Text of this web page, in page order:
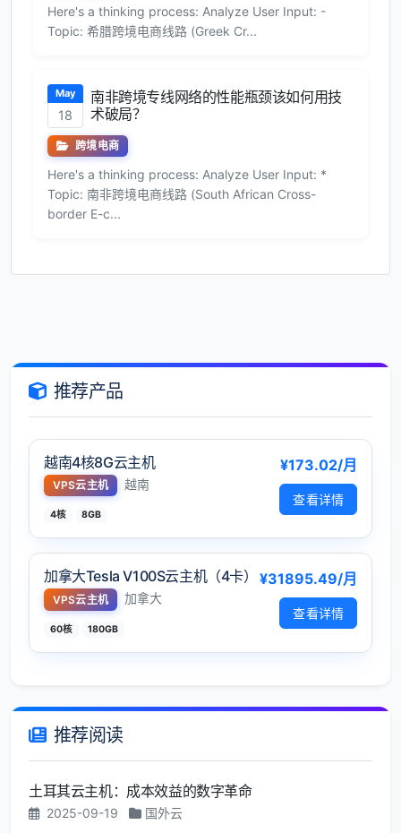
Here's a thinking process: Analyze User Input: -
Topic: 希腊跨境电商线路 (Greek Cr...
May
18
南非跨境专线网络的性能瓶颈该如何用技
术破局？
跨境电商
Here's a thinking process: Analyze User Input: *
Topic: 南非跨境电商线路 (South African Cross-
border E-c...
推荐产品
越南4核8G云主机
VPS云主机 越南
4核 8GB
¥173.02/月
查看详情
加拿大Tesla V100S云主机（4卡）
VPS云主机 加拿大
60核 180GB
¥31895.49/月
查看详情
推荐阅读
土耳其云主机：成本效益的数字革命
2025-09-19 国外云